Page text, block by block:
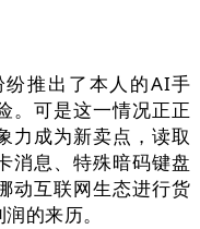
推出了本人的AI手
。可是这一情况正正
力成为新卖点，读取
息、特殊暗码键盘
动互联网生态进行货
的来历。